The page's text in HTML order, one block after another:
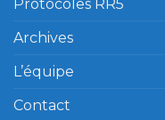
Protocoles RR5
Archives
L’équipe
Contact